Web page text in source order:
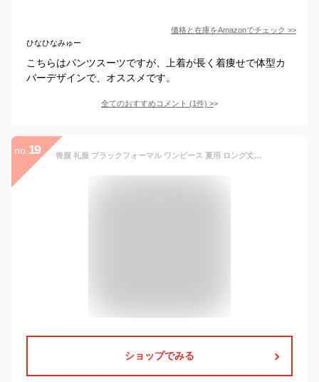
価格と在庫をAmazonでチェック >>
ひなひなみゅー
こちらはパンツスーツですが、上着が長く着痩せで体型カ
バーデザインで、オススメです。
全てのおすすめコメント (1件) >
no. 19 喪服 礼服 ブラックフォーマル ワンピース 夏用 ロング丈 送料無料 体型カバー 大きいサイズ ゆったり 葬式 お通夜 法事 20代 30代 40代 50代 60代 入学式 卒業式 入園式 卒園式 お宮参り 七五三 同窓会
ショップでみる